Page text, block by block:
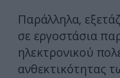
Παράλληλα,
σε εργοστάσια
ηλεκτρονικού
ανθεκτικότητας